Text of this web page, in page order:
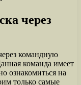
через
командную
команда имеет
ознакомиться на
только самые